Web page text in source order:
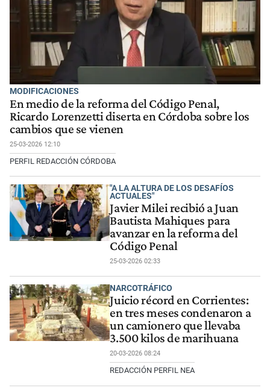
MODIFICACIONES
En medio de la reforma del Código Penal,
Ricardo Lorenzetti diserta en Córdoba sobre los
cambios que se vienen
25-03-2026 12:10
PERFIL REDACCIÓN CÓRDOBA
"A LA ALTURA DE LOS DESAFÍOS
ACTUALES"
Javier Milei recibió a Juan
Bautista Mahiques para
avanzar en la reforma del
Código Penal
25-03-2026 02:33
NARCOTRÁFICO
Juicio récord en Corrientes:
en tres meses condenaron a
un camionero que llevaba
3.500 kilos de marihuana
20-03-2026 08:24
REDACCIÓN PERFIL NEA